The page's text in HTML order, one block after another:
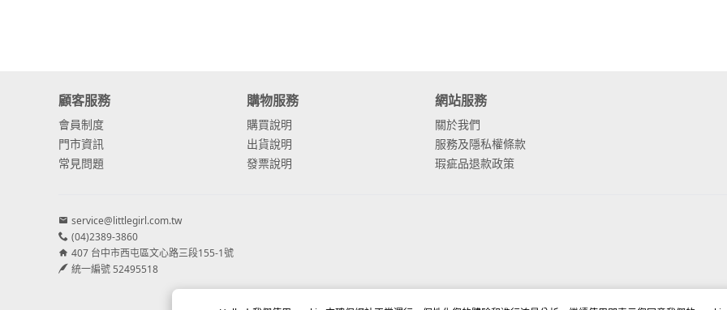
- 安娜貝爾繡球花
- 日本繡球花
- 重瓣繡球花
配花
- 滿天星⧸木滿天星
顧客服務
會員制度
門市資訊
常見問題
購物服務
購買說明
出貨說明
發票說明
網站服務
關於我們
服務及隱私權條款
瑕疵品退款政策
service@littlegirl.com.tw
(04)2389-3860
407 台中市西屯區文心路三段155-1號
統一編號 52495518